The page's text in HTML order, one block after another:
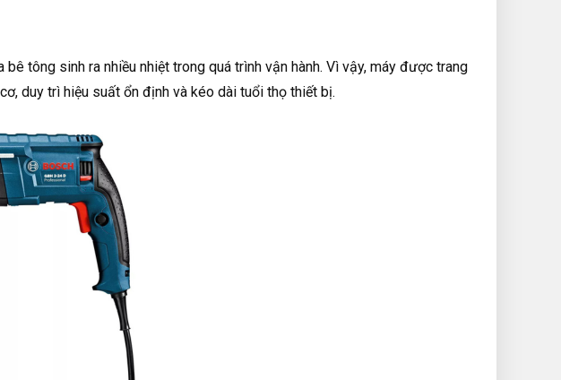
tông sinh ra nhiều nhiệt trong quá trình vận hành. Vì vậy, máy được trang
duy trì hiệu suất ổn định và kéo dài tuổi thọ thiết bị.